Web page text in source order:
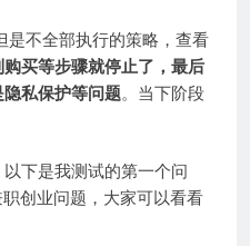
不全部执行的策略，查看
购买等步骤就停止了，最后
私保护等问题。当下阶段
下是我测试的第一个问
创业问题，大家可以看看